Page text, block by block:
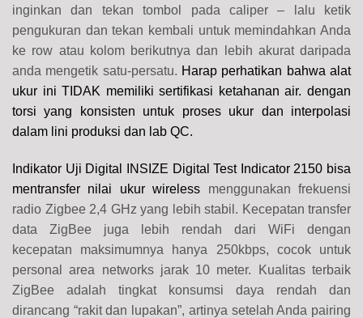
inginkan dan tekan tombol pada caliper – lalu ketik
pengukuran dan tekan kembali untuk memindahkan Anda
ke row atau kolom berikutnya dan lebih akurat daripada
anda mengetik satu-persatu. Harap perhatikan bahwa alat
ukur ini TIDAK memiliki sertifikasi ketahanan air. dengan
torsi yang konsisten untuk proses ukur dan interpolasi
dalam lini produksi dan lab QC.
Indikator Uji Digital INSIZE Digital Test Indicator 2150 bisa
mentransfer nilai ukur wireless menggunakan frekuensi
radio Zigbee 2,4 GHz yang lebih stabil. Kecepatan transfer
data ZigBee juga lebih rendah dari WiFi dengan
kecepatan maksimumnya hanya 250kbps, cocok untuk
personal area networks jarak 10 meter. Kualitas terbaik
ZigBee adalah tingkat konsumsi daya rendah dan
dirancang “rakit dan lupakan”, artinya setelah Anda pairing